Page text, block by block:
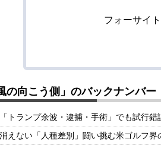
フォーサイ
の向こう側」のバックナンバー
「トランプ余波・逮捕・手術」でも試行
消えない「人種差別」闘い挑む米ゴルフ界